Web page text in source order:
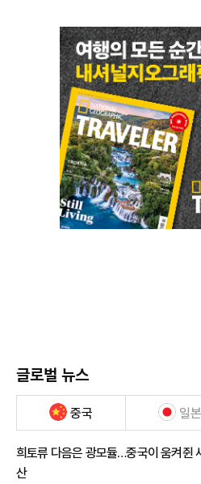
글로벌 뉴스
중국 일본
희토류 다음은 광모듈…중국이 움켜쥔
산